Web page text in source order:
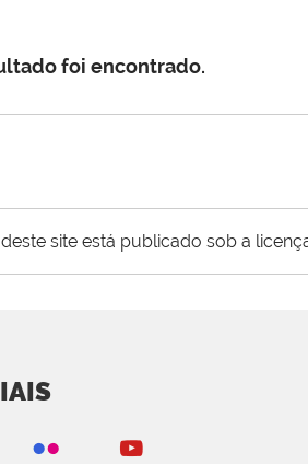
foi encontrado.
site está publicado sob a